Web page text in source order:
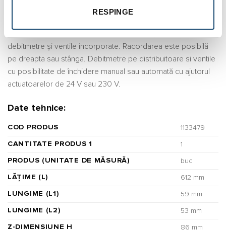
RESPINGE
Uponor Vario C distribuitor FM 11×3/4 Euro
debitmetre și ventile incorporate. Racordarea este posibilă
pe dreapta sau stânga. Debitmetre pe distribuitoare si ventile
cu posibilitate de închidere manual sau automată cu ajutorul
actuatoarelor de 24 V sau 230 V.
Date tehnice:
COD PRODUS 1133479
CANTITATE PRODUS 1 1
PRODUS (UNITATE DE MĂSURĂ) buc
LĂȚIME (L) 612 mm
LUNGIME (L1) 59 mm
LUNGIME (L2) 53 mm
Z-DIMENSIUNE H 86 mm